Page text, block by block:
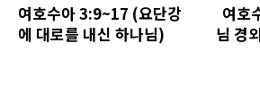
여호수아 3:9~17 (요단강
에 대로를 내신 하나님)
여호
님 경